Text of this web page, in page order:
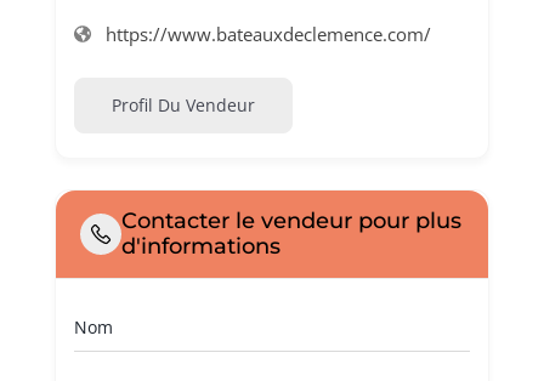
https://www.bateauxdeclemence.com/
Profil Du Vendeur
Contacter le vendeur pour plus
d'informations